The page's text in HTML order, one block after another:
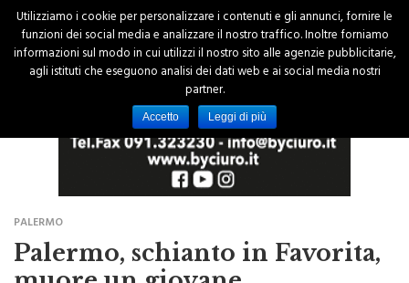
PALERMO
Palermo, schianto in Favorita,
muore un giovane
Utilizziamo i cookie per personalizzare i contenuti e gli annunci, fornire le
funzioni dei social media e analizzare il nostro traffico. Inoltre forniamo
informazioni sul modo in cui utilizzi il nostro sito alle agenzie pubblicitarie,
agli istituti che eseguono analisi dei dati web e ai social media nostri
partner.
Accetto Leggi di più